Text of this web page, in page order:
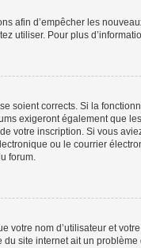
afin d’empêcher les
utiliser. Pour plus
soient corrects. Si la
exigeront également que
votre inscription. Si vous
ou le courrier
forum.
votre nom d’utilisateur et
site internet ait un